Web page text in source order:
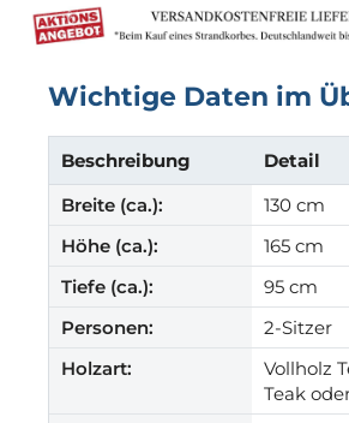
Wichtige Daten im
Beschreibung
Detail
Breite (ca.):
130 cm
Höhe (ca.):
165 cm
Tiefe (ca.):
95 cm
Personen:
2-Sitzer
Holzart:
Vollholz
Teak